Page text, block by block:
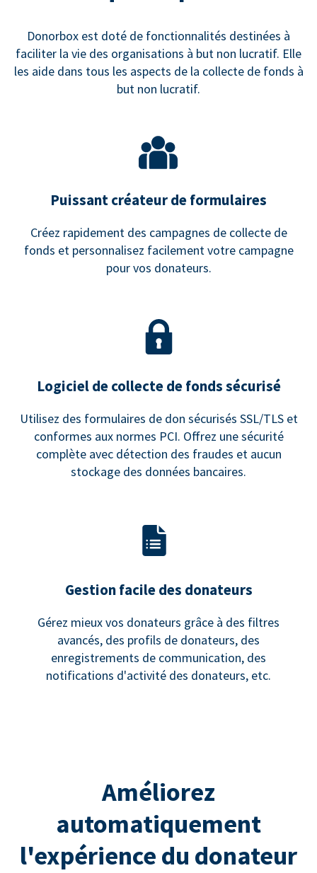
Donorbox est doté de fonctionnalités destinées à
faciliter la vie des organisations à but non lucratif. Elle
les aide dans tous les aspects de la collecte de fonds à
but non lucratif.
Puissant créateur de formulaires
Créez rapidement des campagnes de collecte de
fonds et personnalisez facilement votre campagne
pour vos donateurs.
Logiciel de collecte de fonds sécurisé
Utilisez des formulaires de don sécurisés SSL/TLS et
conformes aux normes PCI. Offrez une sécurité
complète avec détection des fraudes et aucun
stockage des données bancaires.
Gestion facile des donateurs
Gérez mieux vos donateurs grâce à des filtres
avancés, des profils de donateurs, des
enregistrements de communication, des
notifications d'activité des donateurs, etc.
Améliorez
automatiquement
l'expérience du donateur